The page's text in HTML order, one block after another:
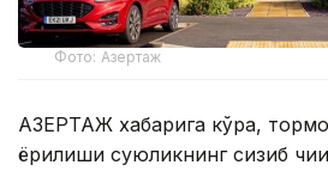
Фото: Азертаж
АЗЕРТАЖ хабарига кўра,
ёрилиши суюқликнинг сизиб